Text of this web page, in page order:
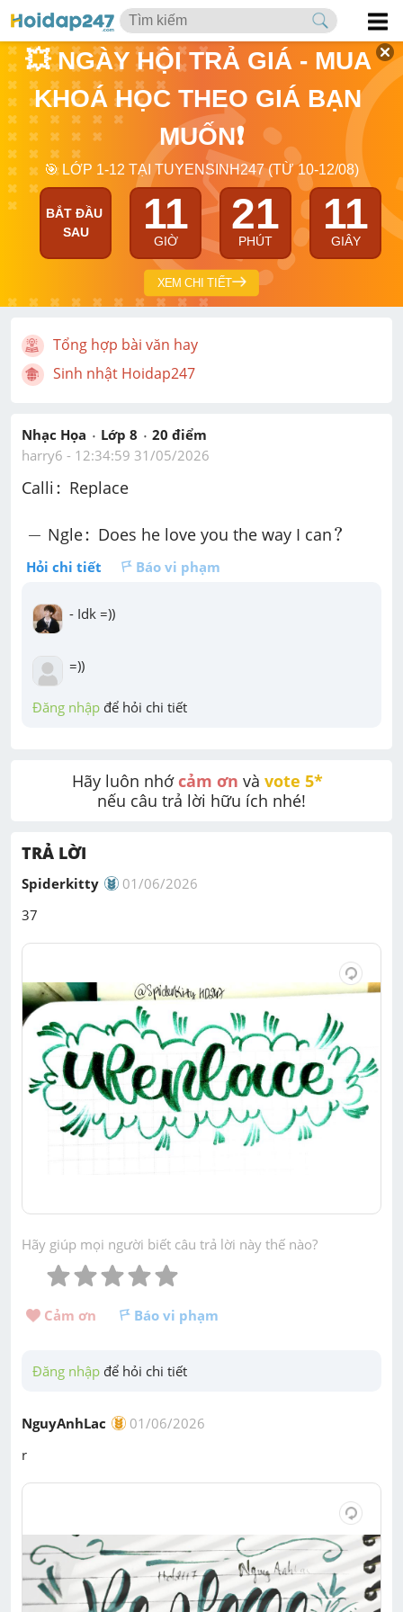
💥 NGÀY HỘI TRẢ GIÁ - MUA
KHOÁ HỌC THEO GIÁ BẠN
MUỐN❗
🎯 LỚP 1-12 TẠI TUYENSINH247 (TỪ 10-12/08)
BẮT ĐẦU
SAU
11
GIỜ
21
PHÚT
10
GIÂY
XEM CHI TIẾT
Tổng hợp bài văn hay
Sinh nhật Hoidap247
Nhạc Họa Lớp 8 20 điểm
harry6 - 12:34:59 31/05/2026
Calli :
: Replace
− Ngle:
: Does he love you the way I can?
?
Hỏi chi tiết Báo vi phạm
- Idk =))
=))
Đăng nhập để hỏi chi tiết
Hãy luôn nhớ cảm ơn và vote 5*
nếu câu trả lời hữu ích nhé!
TRẢ LỜI
Spiderkitty
01/06/2026
37
Hãy giúp mọi người biết câu trả lời này thế nào?
Cảm ơn Báo vi phạm
Đăng nhập để hỏi chi tiết
NguyAnhLac
01/06/2026
r